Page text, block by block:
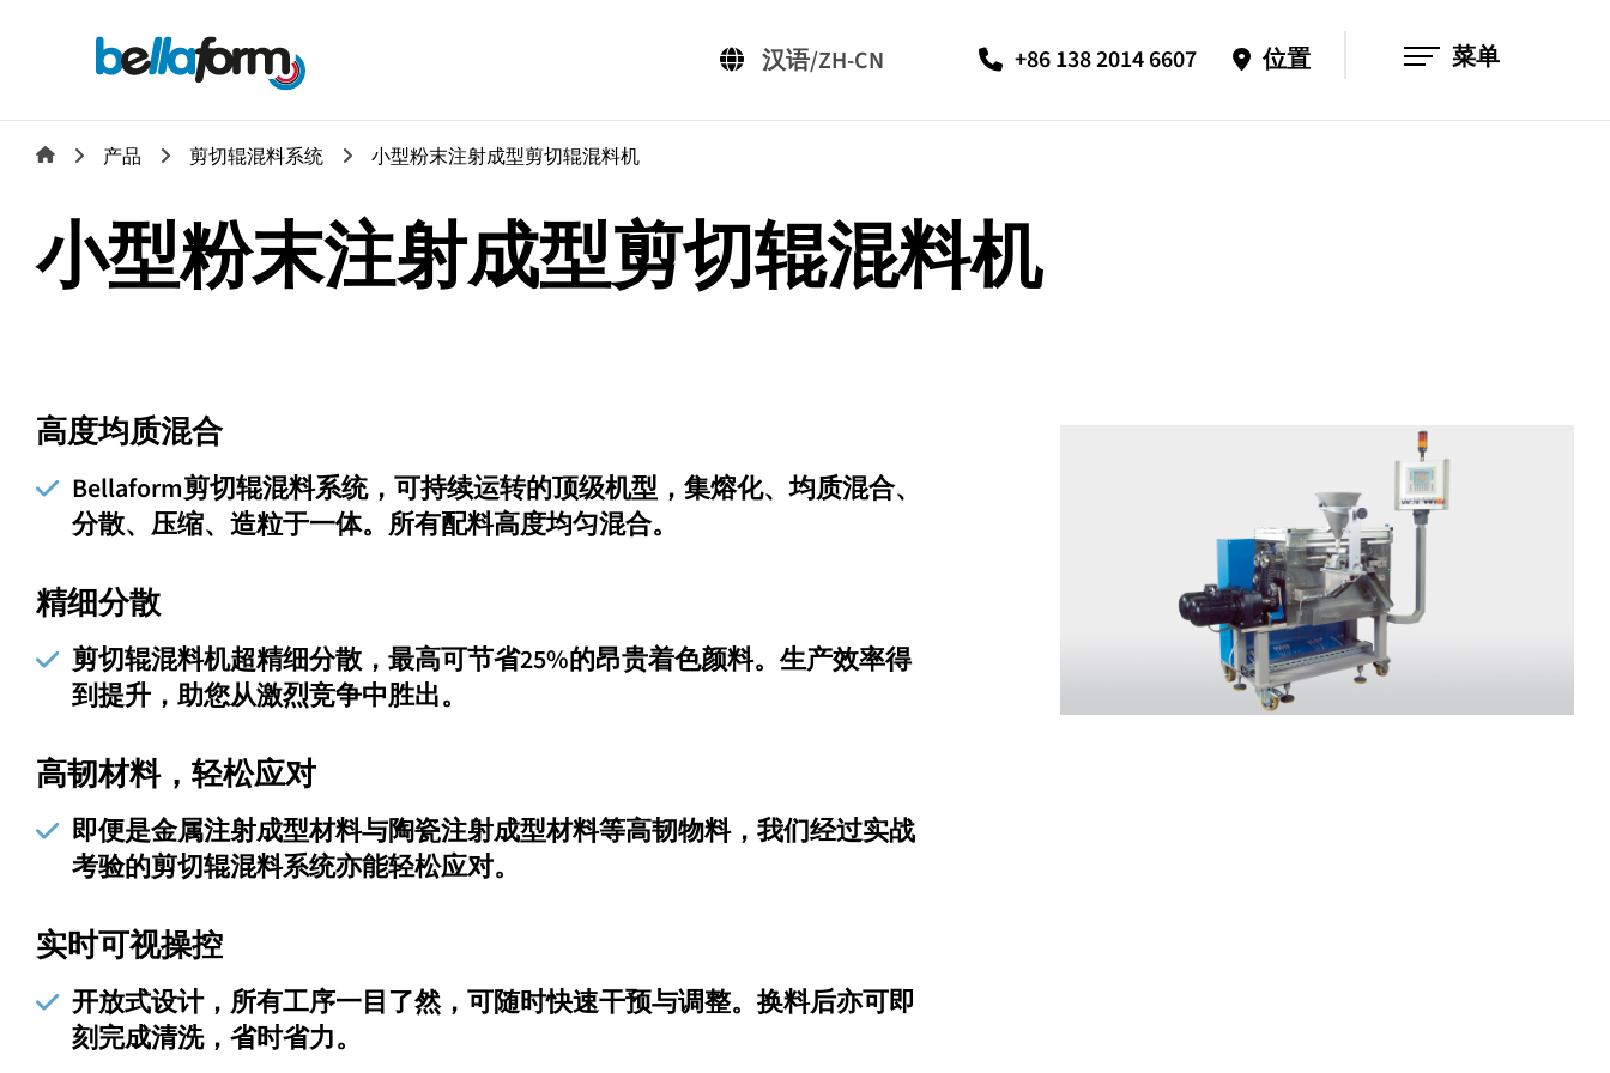
+86 138 2014 6607
位置
汉语/ZH-CN 菜单
产品 剪切辊混料系统 小型粉末注射成型剪切辊混料机
小型粉末注射成型剪切辊混料机
高度均质混合
Bellaform剪切辊混料系统，可持续运转的顶级机型，集熔化、均质混合、
分散、压缩、造粒于一体。所有配料高度均匀混合。
精细分散
剪切辊混料机超精细分散，最高可节省25%的昂贵着色颜料。生产效率得
到提升，助您从激烈竞争中胜出。
高韧材料，轻松应对
即便是金属注射成型材料与陶瓷注射成型材料等高韧物料，我们经过实战
考验的剪切辊混料系统亦能轻松应对。
实时可视操控
开放式设计，所有工序一目了然，可随时快速干预与调整。换料后亦可即
刻完成清洗，省时省力。